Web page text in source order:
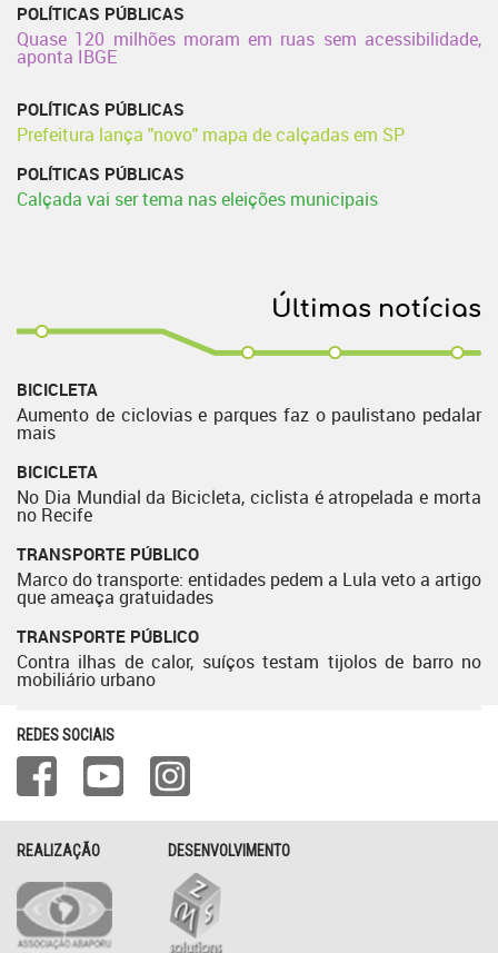
POLÍTICAS PÚBLICAS
Quase 120 milhões moram em ruas sem acessibilidade,
aponta IBGE
POLÍTICAS PÚBLICAS
Prefeitura lança "novo" mapa de calçadas em SP
POLÍTICAS PÚBLICAS
Calçada vai ser tema nas eleições municipais
Últimas notícias
BICICLETA
Aumento de ciclovias e parques faz o paulistano pedalar
mais
BICICLETA
No Dia Mundial da Bicicleta, ciclista é atropelada e morta
no Recife
TRANSPORTE PÚBLICO
Marco do transporte: entidades pedem a Lula veto a artigo
que ameaça gratuidades
TRANSPORTE PÚBLICO
Contra ilhas de calor, suíços testam tijolos de barro no
mobiliário urbano
REDES SOCIAIS
REALIZAÇÃO DESENVOLVIMENTO